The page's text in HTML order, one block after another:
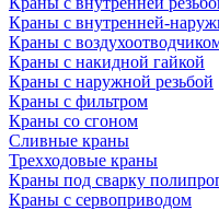
Краны с внутренней-
Краны с
Краны с накидной гайкой
Краны с наружной резьбой
Краны с фильтром
Краны со сгоном
Сливные краны
Трехходовые краны
Краны под сварку
Краны с сервоприводом